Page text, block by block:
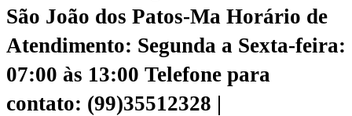
São João dos Patos-Ma Horário de
Atendimento: Segunda a Sexta-feira:
07:00 às 13:00 Telefone para
contato: (99)35512328 |